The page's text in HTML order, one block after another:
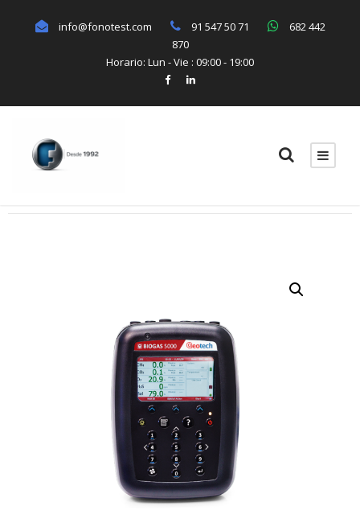
info@fonotest.com 91 547 50 71
682 442
870
Horario: Lun - Vie : 09:00 - 19:00